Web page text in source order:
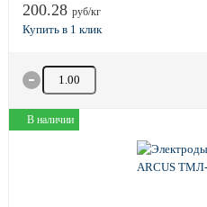
200.28 руб/кг
Количество товара
В наличии